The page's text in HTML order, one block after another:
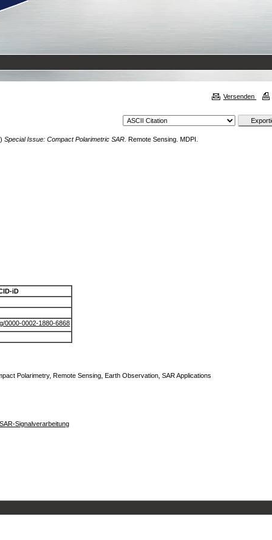
Versenden
Special Issue: Compact Polarimetric SAR. Remote Sensing. MDPI.
iD
0000-0002-1880-6868
Polarimetry, Remote Sensing, Earth Observation, SAR Applications
Signalverarbeitung